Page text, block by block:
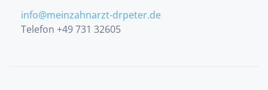
info@meinzahnarzt-drpeter.de
Telefon +49 731 32605